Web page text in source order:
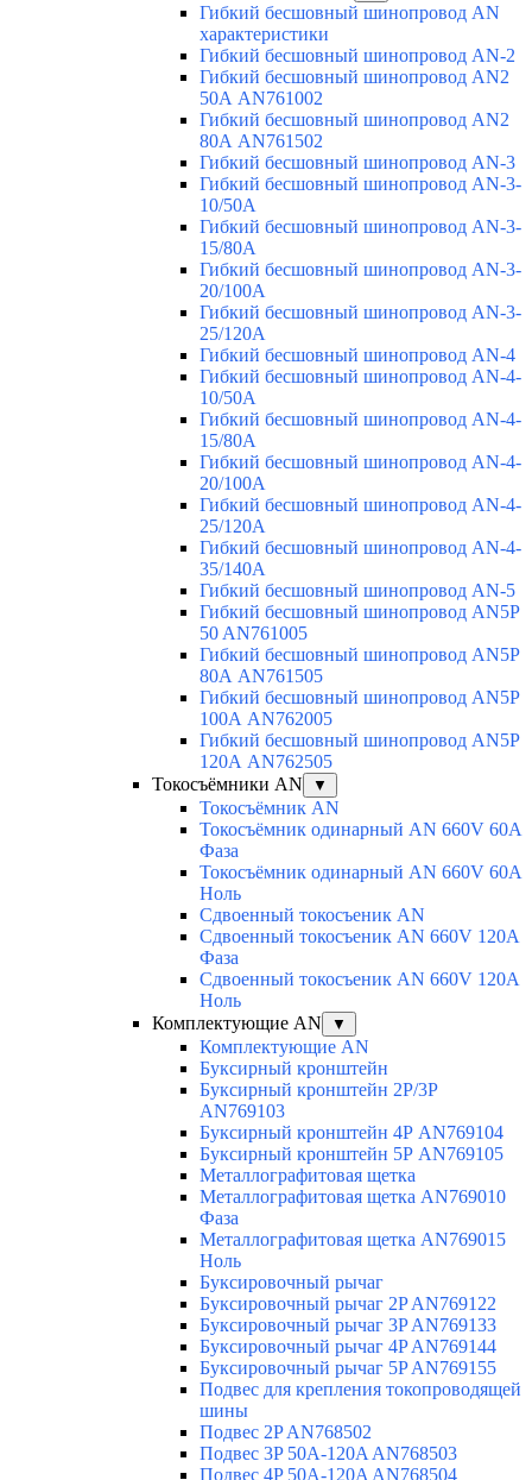
Гибкий бесшовный шинопровод AN
характеристики
Гибкий бесшовный шинопровод AN-2
Гибкий бесшовный шинопровод AN2
50А AN761002
Гибкий бесшовный шинопровод AN2
80А AN761502
Гибкий бесшовный шинопровод AN-3
Гибкий бесшовный шинопровод AN-3-
10/50A
Гибкий бесшовный шинопровод AN-3-
15/80A
Гибкий бесшовный шинопровод AN-3-
20/100A
Гибкий бесшовный шинопровод AN-3-
25/120A
Гибкий бесшовный шинопровод AN-4
Гибкий бесшовный шинопровод AN-4-
10/50A
Гибкий бесшовный шинопровод AN-4-
15/80A
Гибкий бесшовный шинопровод AN-4-
20/100A
Гибкий бесшовный шинопровод AN-4-
25/120A
Гибкий бесшовный шинопровод AN-4-
35/140A
Гибкий бесшовный шинопровод AN-5
Гибкий бесшовный шинопровод AN5P
50 AN761005
Гибкий бесшовный шинопровод AN5P
80А AN761505
Гибкий бесшовный шинопровод AN5P
100А AN762005
Гибкий бесшовный шинопровод AN5P
120А AN762505
Токосъёмники AN
▼
Токосъёмник AN
Токосъёмник одинарный AN 660V 60A
Фаза
Токосъёмник одинарный AN 660V 60A
Ноль
Сдвоенный токосъеник AN
Сдвоенный токосъеник AN 660V 120A
Фаза
Сдвоенный токосъеник AN 660V 120A
Ноль
Комплектующие AN
▼
Комплектующие AN
Буксирный кронштейн
Буксирный кронштейн 2Р/3Р
AN769103
Буксирный кронштейн 4Р AN769104
Буксирный кронштейн 5Р AN769105
Металлографитовая щетка
Металлографитовая щетка AN769010
Фаза
Металлографитовая щетка AN769015
Ноль
Буксировочный рычаг
Буксировочный рычаг 2P AN769122
Буксировочный рычаг 3P AN769133
Буксировочный рычаг 4P AN769144
Буксировочный рычаг 5P AN769155
Подвес для крепления токопроводящей
шины
Подвес 2P AN768502
Подвес 3P 50A-120A AN768503
Подвес 4P 50A-120A AN768504